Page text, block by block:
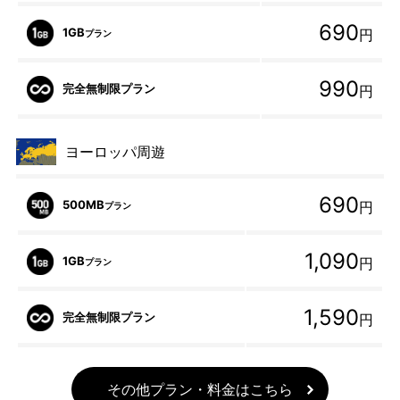
1GBプラン 690円
完全無制限プラン 990円
ヨーロッパ周遊
500MBプラン 690円
1GBプラン 1,090円
完全無制限プラン 1,590円
その他プラン・料金はこちら